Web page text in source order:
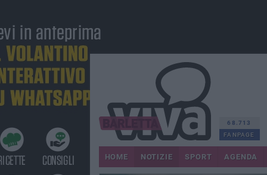
68.713
FANPAGE
HOME NOTIZIE SPORT AGENDA